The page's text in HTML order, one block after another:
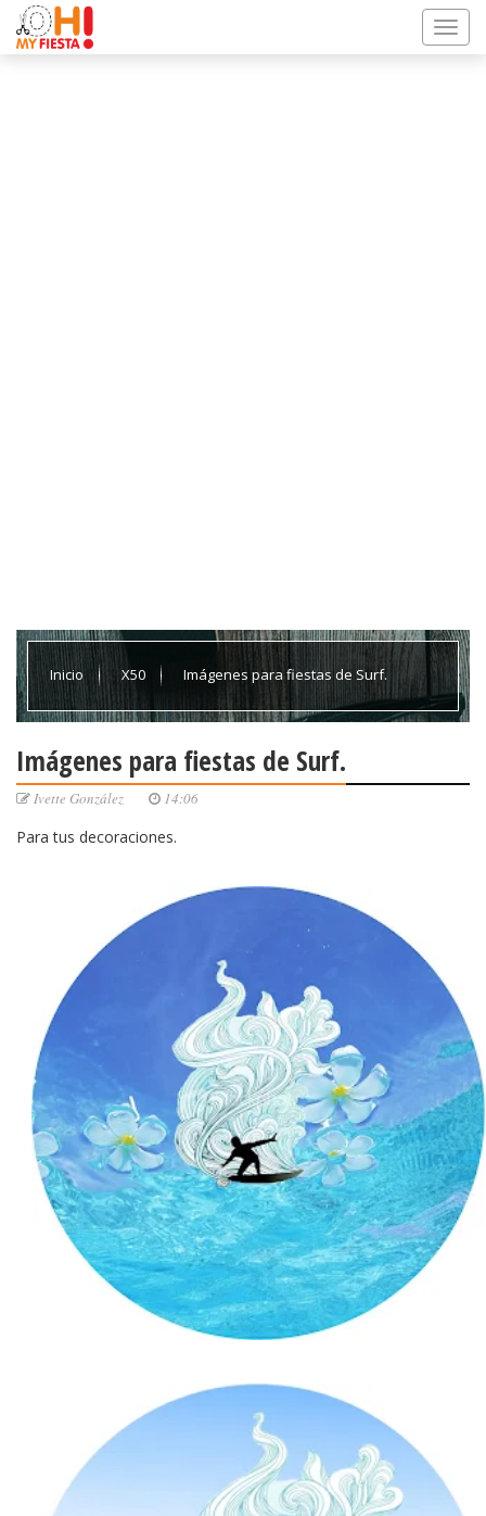
Inicio X50 Imágenes para fiestas de Surf.
Imágenes para fiestas de Surf.
Ivette González 14:06
Para tus decoraciones.